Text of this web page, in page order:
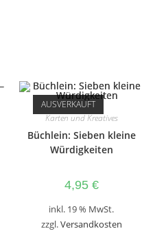
AUSVERKAUFT
Karten und Kreatives
Büchlein: Sieben kleine
Würdigkeiten
4,95 €
inkl. 19 % MwSt.
zzgl.Versandkosten